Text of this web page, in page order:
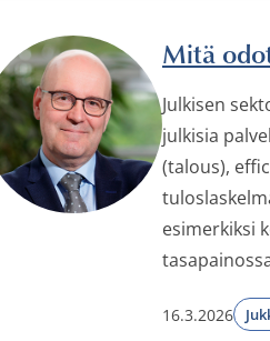
Mitä
Julkisen
julkisia
(talous),
esimerkiksi
16.3.2026